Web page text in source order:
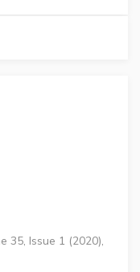
35, Issue 1 (2020),